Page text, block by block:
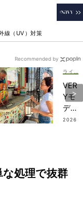
線（UV）対策
VER
Yモ
デル
がリ
の最
2026
Recommended by
な処理で抜群